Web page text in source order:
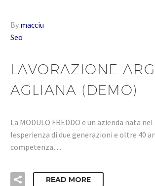
By macciu
Seo
LAVORAZIONE
AGLIANA (DEMO)
La MODULO FREDDO e un azienda nata
lesperienza di due generazioni e oltre 40
competenza…
READ MORE